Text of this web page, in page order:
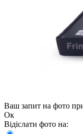
Ваш запит на фото
Ок
Відіслати фото на: